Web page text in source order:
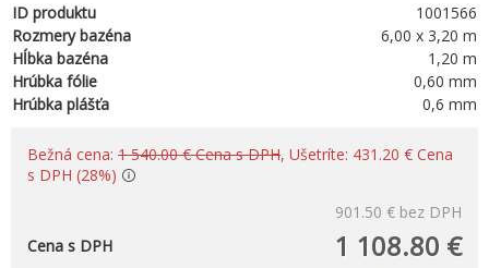
ID produktu
1001566
Rozmery bazéna
6,00 x 3,20 m
Hĺbka bazéna
1,20 m
Hrúbka fólie
0,60 mm
Hrúbka plášťa
0,6 mm
Bežná cena: 1 540.00 € Cena s DPH, Ušetríte: 431.20 € Cena
s DPH (28%)
901.50 € bez DPH
1 108.80 €
Cena s DPH